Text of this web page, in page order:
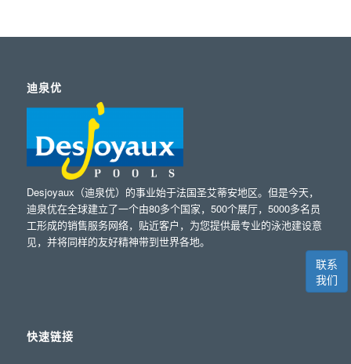
联系
我们
迪泉优
Desjoyaux（迪泉优）的事业始于法国圣艾蒂安地区。但是今天，
迪泉优在全球建立了一个由80多个国家，500个展厅，5000多名员
工形成的销售服务网络，贴近客户，为您提供最专业的泳池建设意
见，并将同样的友好精神带到世界各地。
快速链接